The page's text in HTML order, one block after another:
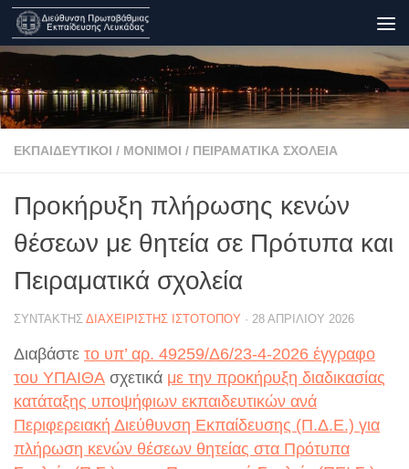
Skip to content
ΕΚΠΑΙΔΕΥΤΙΚΟΊ / ΜΌΝΙΜΟΙ / ΠΕΙΡΑΜΑΤΙΚΆ ΣΧΟΛΕΊΑ
Προκήρυξη πλήρωσης κενών
θέσεων με θητεία σε Πρότυπα και
Πειραματικά σχολεία
ΣΥΝΤΆΚΤΗΣ ΔΙΑΧΕΙΡΙΣΤΉΣ ΙΣΤΟΤΌΠΟΥ · 28 ΑΠΡΙΛΊΟΥ 2026
Διαβάστε το υπ’ αρ. 49259/Δ6/23-4-2026 έγγραφο
του ΥΠΑΙΘΑ σχετικά με την προκήρυξη διαδικασίας
κατάταξης υποψήφιων εκπαιδευτικών ανά
Περιφερειακή Διεύθυνση Εκπαίδευσης (Π.Δ.Ε.) για
πλήρωση κενών θέσεων θητείας στα Πρότυπα